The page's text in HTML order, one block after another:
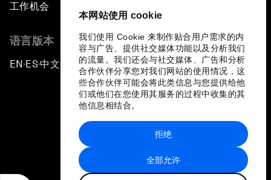
本网站使用 cookie
我们使用 Cookie 来制作贴合用户需求的内
容与广告、提供社交媒体功能以及分析我们
的流量。我们还会与社交媒体、广告和分析
合作伙伴分享您对我们网站的使用情况，这
些合作伙伴可能会将此类信息与您提供给他
们或他们在您使用其服务的过程中收集的其
他信息相结合。
全部允许
拒绝
工作机会
语言版本
EN ▪ES▪中文▪ 日本語
站点地图